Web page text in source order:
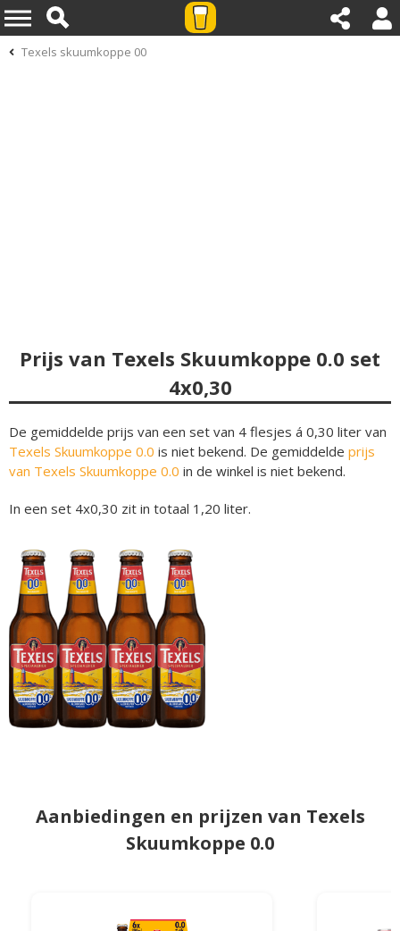
Texels skuumkoppe 00
Prijs van Texels Skuumkoppe 0.0 set
4x0,30
De gemiddelde prijs van een set van 4 flesjes á 0,30 liter van
Texels Skuumkoppe 0.0 is niet bekend. De gemiddelde prijs
van Texels Skuumkoppe 0.0 in de winkel is niet bekend.
In een set 4x0,30 zit in totaal 1,20 liter.
Aanbiedingen en prijzen van Texels
Skuumkoppe 0.0